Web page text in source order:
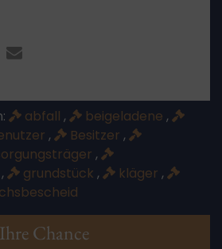
abfall , beigeladene ,
, Besitzer ,
,
, grundstück , kläger ,
Chance